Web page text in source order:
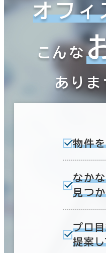
オフ
こんな
あり
物件
なか
見つ
プロ
提案